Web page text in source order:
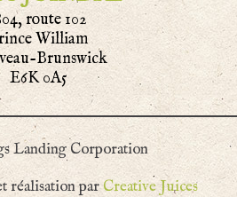
route 102
William
Brunswick
E6K 0A5
Landing Corporation
réalisation parCreative Juices